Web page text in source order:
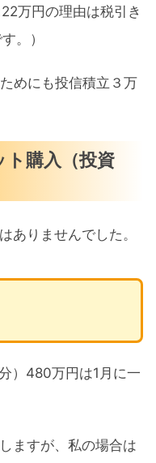
万円の理由は税引き
。）
めにも投信積立３万
購入（投資
はありませんでした。
）480万円は1月に一
ますが、私の場合は